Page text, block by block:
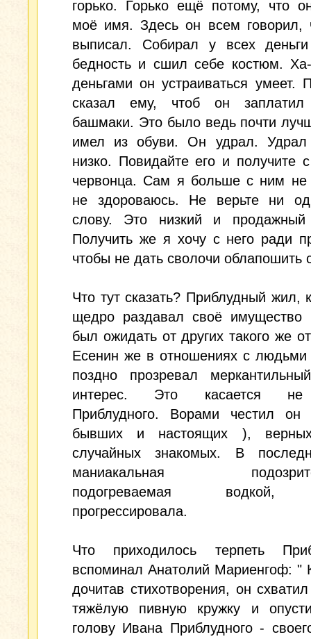
горько. Горько ещё потому, что
моё имя. Здесь он всем говорил,
выписал. Собирал у всех
бедность и сшил себе костюм.
деньгами он устраиваться умеет.
сказал ему, чтоб он
башмаки. Это было ведь почти
имел из обуви. Он удрал.
низко. Повидайте его и получите
червонца. Сам я больше с ним не
не здороваюсь. Не верьте ни
слову. Это низкий и продажный
Получить же я хочу с него ради
чтобы не дать сволочи облапошить
Что тут сказать? Приблудный жил,
щедро раздавал своё имущество
был ожидать от других такого же
Есенин же в отношениях с людьми
поздно прозревал
интерес. Это касается не
Приблудного. Ворами честил он
бывших и настоящих ), верных
случайных знакомых. В
маниакальная
подогреваемая водкой,
прогрессировала.
Что приходилось терпеть
вспоминал Анатолий Мариенгоф: "
дочитав стихотворения, он
тяжёлую пивную кружку и
голову Ивана Приблудного -